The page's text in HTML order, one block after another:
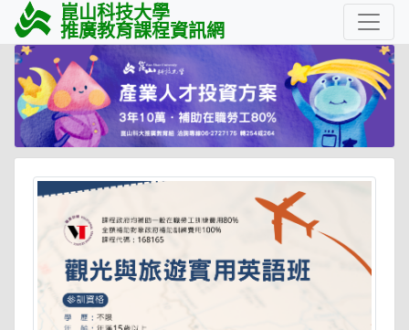
崑山科技大學
推廣教育課程資訊網